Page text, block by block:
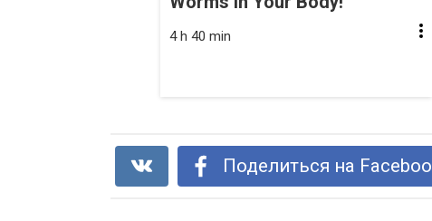
4 h 40 min
Поделиться на